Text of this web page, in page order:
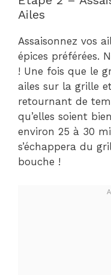
Ailes
Assaisonnez vos
épices préférées.
! Une fois que le
ailes sur la grille
retournant de
qu’elles soient
environ 25 à 30
s’échappera du
bouche !